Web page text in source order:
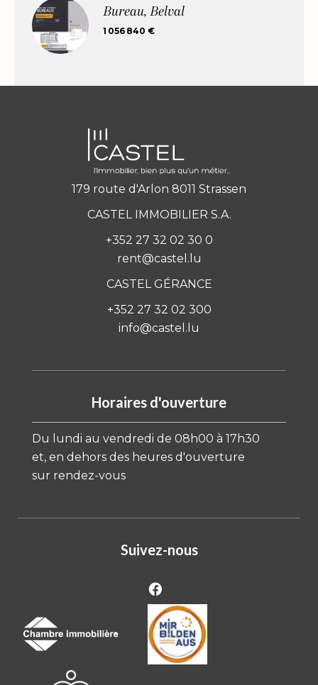
Bureau, Belval
1 056 840 €
179 route d'Arlon 8011 Strassen
CASTEL IMMOBILIER S.A.
+352 27 32 02 30 0
rent@castel.lu
CASTEL GÉRANCE
+352 27 32 02 300
info@castel.lu
Horaires d'ouverture
Du lundi au vendredi de 08h00 à 17h30
et, en dehors des heures d'ouverture
sur rendez-vous
Suivez-nous